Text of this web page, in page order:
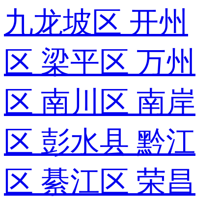
九龙坡区 开州
区 梁平区 万州
区 南川区 南岸
区 彭水县 黔江
区 綦江区 荣昌